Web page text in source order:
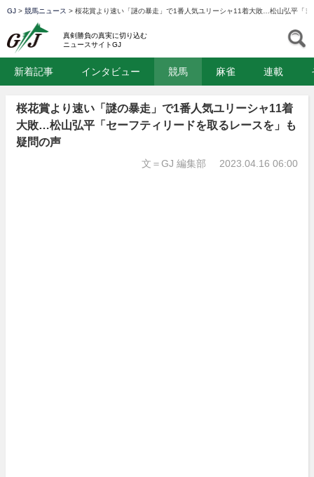
GJ > 競馬ニュース > 桜花賞より速い「謎の暴走」で1番人気ユリーシャ11着大敗…松山弘平「
真剣勝負の真実に切り込む
ニュースサイトGJ
新着記事 インタビュー 競馬 麻雀 連載
桜花賞より速い「謎の暴走」で1番人気ユリーシャ11着
大敗…松山弘平「セーフティリードを取るレースを」も
疑問の声
文＝GJ 編集部 2023.04.16 06:00